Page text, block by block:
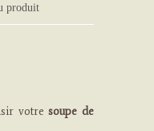
produit
votresoupe de